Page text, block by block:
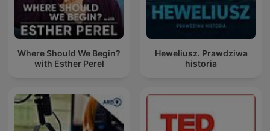
Where Should We Begin?
with Esther Perel
Heweliusz. Prawdziwa
historia